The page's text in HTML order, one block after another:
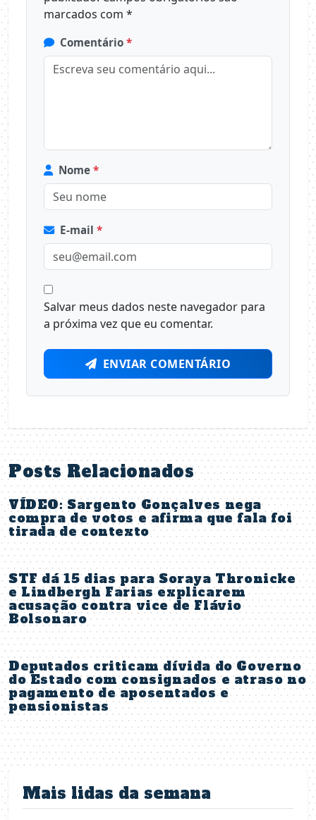
marcados com *
Comentário *
Nome *
E-mail *
Salvar meus dados neste navegador para
a próxima vez que eu comentar.
ENVIAR COMENTÁRIO
Posts Relacionados
VÍDEO: Sargento Gonçalves nega
compra de votos e afirma que fala foi
tirada de contexto
STF dá 15 dias para Soraya Thronicke
e Lindbergh Farias explicarem
acusação contra vice de Flávio
Bolsonaro
Deputados criticam dívida do Governo
do Estado com consignados e atraso no
pagamento de aposentados e
pensionistas
Mais lidas da semana